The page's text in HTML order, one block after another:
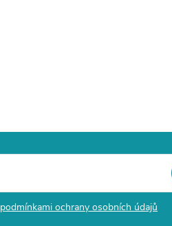
podmínkami ochrany osobních údajů